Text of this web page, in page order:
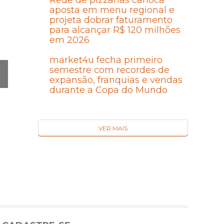
aposta em menu regional e
projeta dobrar faturamento
para alcançar R$ 120 milhões
em 2026
market4u fecha primeiro
semestre com recordes de
expansão, franquias e vendas
durante a Copa do Mundo
VER MAIS